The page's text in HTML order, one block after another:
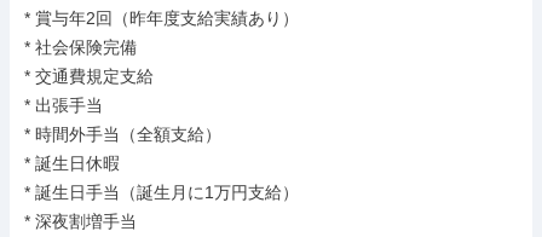
* 賞与年2回（昨年度支給実績あり）
* 社会保険完備
* 交通費規定支給
* 出張手当
* 時間外手当（全額支給）
* 誕生日休暇
* 誕生日手当（誕生月に1万円支給）
* 深夜割増手当